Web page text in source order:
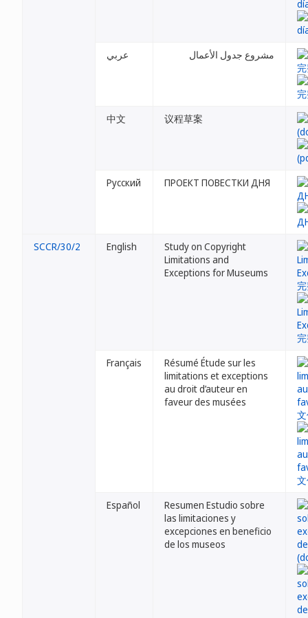
عربي مشروع جدول الأعمال
中文 议程草案
Русский ПРОЕКТ ПОВЕСТКИ ДНЯ
SCCR/30/2 English
Study on Copyright
Limitations and
Exceptions for Museums
Français
Résumé Étude sur les
limitations et exceptions
au droit d’auteur en
faveur des musées
Español
Resumen Estudio sobre
las limitaciones y
excepciones en beneficio
de los museos